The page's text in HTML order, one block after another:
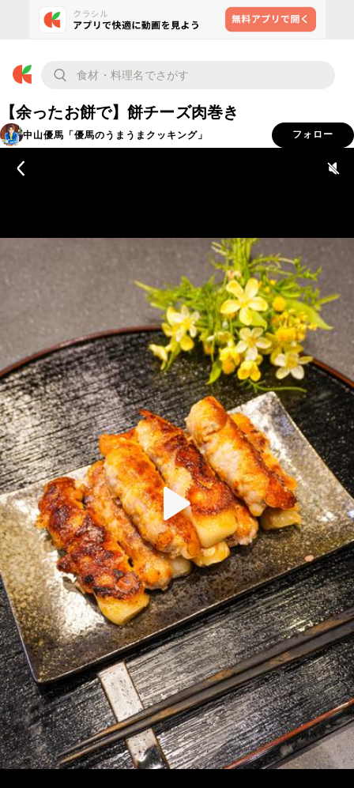
【余ったお餅で】餅チーズ肉巻き
中山優馬「優馬のうまうまクッキング」 フォロー